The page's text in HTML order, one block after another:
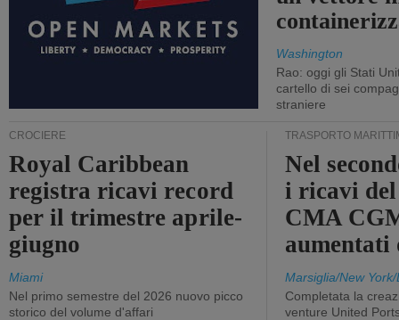
Washington
Rao: oggi gli Stati
cartello di sei
straniere
CROCIERE
Royal Caribbean
registra ricavi record
per il trimestre aprile-
giugno
Miami
Nel primo semestre del 2026 nuovo picco
storico del volume d'affari
TRASPORTO
Nel
i ricavi
CMA
aumentati
Marsiglia/New
Completata la
venture United